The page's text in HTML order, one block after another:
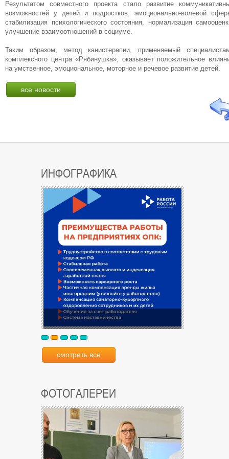
Результатом совместного проекта стало развитие
возможностей у детей и подростков, эмоционально-волевой
стабилизация психологического состояния, нормализация
улучшение взаимоотношений в социуме.
Таким образом, метод канистерапии, применяемый
комплексного центра «Рябинушка», оказывает положительное
на умственное, эмоциональное, моторное и речевое развитие детей.
все новости
ИНФОГРАФИКА
смотреть все
ФОТОГАЛЕРЕИ